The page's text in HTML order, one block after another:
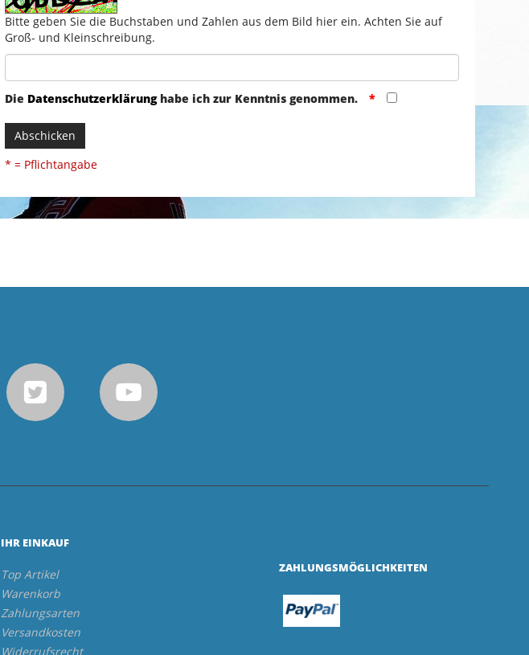
Bitte geben Sie die Buchstaben und Zahlen aus dem Bild hier ein. Achten Sie auf
Groß- und Kleinschreibung.
Die Datenschutzerklärunghabe ich zur Kenntnis genommen.
Abschicken
* = Pflichtangabe
IHR EINKAUF
Top Artikel
Warenkorb
Zahlungsarten
Versandkosten
Widerrufsrecht
ZAHLUNGSMÖGLICHKEITEN